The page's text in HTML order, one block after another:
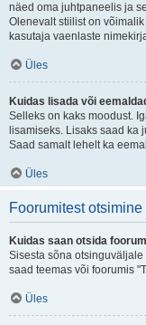
näed oma juhtpaneelis ja
Olenevalt stiilist on
kasutaja vaenlaste
Üles
Kuidas lisada või
Selleks on kaks moodust.
lisamiseks. Lisaks saad
Saad samalt lehelt ka
Üles
Foorumitest otsimine
Kuidas saan otsida
Sisesta sõna
saad teemas või foorumis
Üles